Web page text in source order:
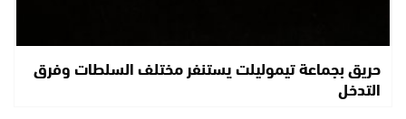
حريق بجماعة تيموليلت يستنفر مختلف السلطات وفرق
التدخل